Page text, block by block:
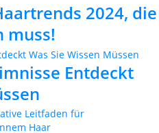
2024, die
muss!
Entdeckt